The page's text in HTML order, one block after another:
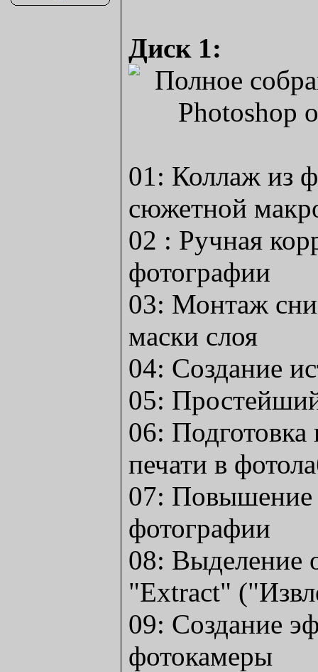
Диск 1:
01: Коллаж из
сюжетной
02 : Ручная
фотографии
03: Монтаж
маски слоя
04: Создание
05:
06:
печати в
07: Повышение
фотографии
08: Выделение
"Extract"
09: Создание
фотокамеры